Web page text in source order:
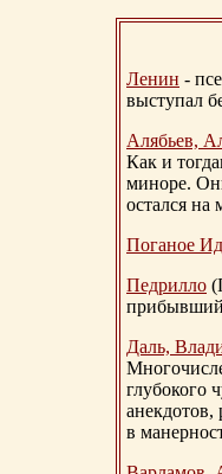
Ленин -
выступал
Алябьев,
Как и
миноре.
остался на
Поганое
Педрилло
прибывший
Даль,
глубокого
в